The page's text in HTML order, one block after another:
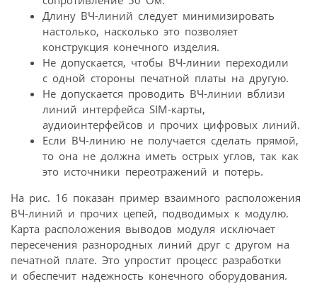
Длину ВЧ-линий следует минимизировать
настолько, насколько это позволяет
конструкция конечного изделия.
Не допускается, чтобы ВЧ-линии переходили
с одной стороны печатной платы на другую.
Не допускается проводить ВЧ-линии вблизи
линий интерфейса SIM-карты,
аудиоинтерфейсов и прочих цифровых линий.
Если ВЧ-линию не получается сделать прямой,
то она не должна иметь острых углов, так как
это источники переотражений и потерь.
На рис. 16 показан пример взаимного расположения
ВЧ-линий и прочих цепей, подводимых к модулю.
Карта расположения выводов модуля исключает
пересечения разнородных линий друг с другом на
печатной плате. Это упростит процесс разработки
и обеспечит надежность конечного оборудования.